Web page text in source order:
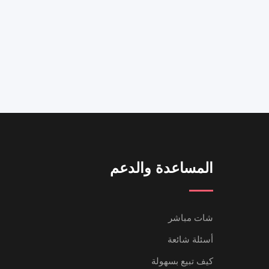
المساعدة والدعم
شات مباشر
أسئلة شائعة
كيف تبيع بسهولة